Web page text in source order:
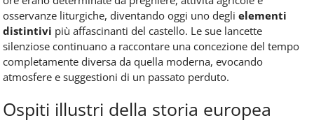
osservanze liturgiche, diventando oggi uno degli elementi
distintivi più affascinanti del castello. Le sue lancette
silenziose continuano a raccontare una concezione del tempo
completamente diversa da quella moderna, evocando
atmosfere e suggestioni di un passato perduto.
Ospiti illustri della storia europea